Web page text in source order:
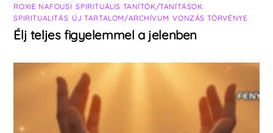
ROXIE NAFOUSI ,SPIRITUÁLIS TANÍTÓK/TANÍTÁSOK
SPIRITUALITÁS ÚJ TARTALOM/ARCHÍVUM ,VONZÁS TÖRVÉNYE
Élj teljes figyelemmel a jelenben